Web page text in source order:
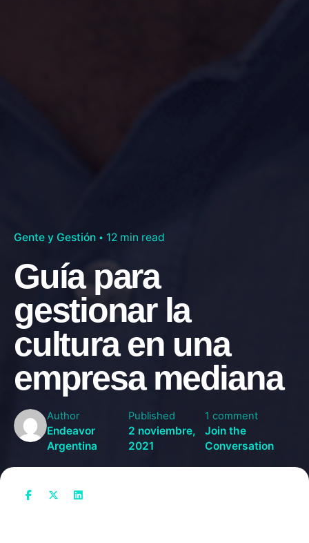
Gente y Gestión 12 min read
Guía para
gestionar la
cultura en una
empresa mediana
Author
Endeavor
Argentina
Published
2 noviembre,
2021
1 comment
Join the
Conversation